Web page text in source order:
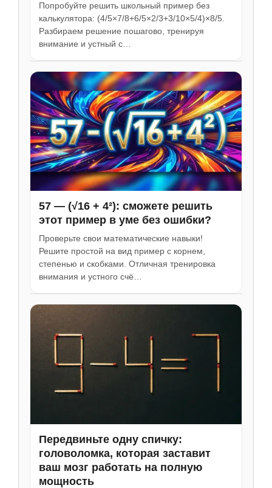
Попробуйте решить школьный пример без
калькулятора: (4/5×7/8+6/5×2/3+3/10×5/4)×8/5.
Разбираем решение пошагово, тренируя
внимание и устный с…
57 — (√16 + 4²): сможете решить
этот пример в уме без ошибки?
Проверьте свои математические навыки!
Решите простой на вид пример с корнем,
степенью и скобками. Отличная тренировка
внимания и устного счё…
Передвиньте одну спичку:
головоломка, которая заставит
ваш мозг работать на полную
мощность